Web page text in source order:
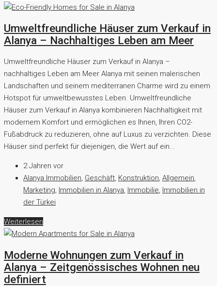
Umweltfreundliche Häuser zum Verkauf in
Alanya – Nachhaltiges Leben am Meer
Umweltfreundliche Häuser zum Verkauf in Alanya –
nachhaltiges Leben am Meer Alanya mit seinen malerischen
Landschaften und seinem mediterranen Charme wird zu einem
Hotspot für umweltbewusstes Leben. Umweltfreundliche
Häuser zum Verkauf in Alanya kombinieren Nachhaltigkeit mit
modernem Komfort und ermöglichen es Ihnen, Ihren CO2-
Fußabdruck zu reduzieren, ohne auf Luxus zu verzichten. Diese
Häuser sind perfekt für diejenigen, die Wert auf ein...
2 Jahren vor
Alanya Immobilien, Geschäft, Konstruktion, Allgemein,
Marketing, Immobilien in Alanya, Immobilie, Immobilien in
der Türkei
Weiterlesen
Moderne Wohnungen zum Verkauf in
Alanya – Zeitgenössisches Wohnen neu
definiert